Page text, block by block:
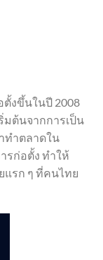
ตั้งขึ้นในปี 2008
ต้นจากการเป็น
ทำตลาดใน
รก่อตั้ง ทำให้
แรก ๆ ที่คนไทย